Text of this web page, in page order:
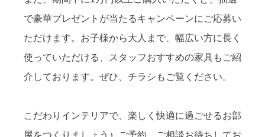
で豪華プレゼントが当たるキャンペーンにご応募い
ただけます。お子様から大人まで、幅広い方に長く
使っていただける、スタッフおすすめの家具もご紹
介しております。ぜひ、チラシもご覧ください。
こだわりインテリアで、楽しく快適に過ごせるお部
屋をつくりましょう♪ ご予約、ご相談お待ちしてお